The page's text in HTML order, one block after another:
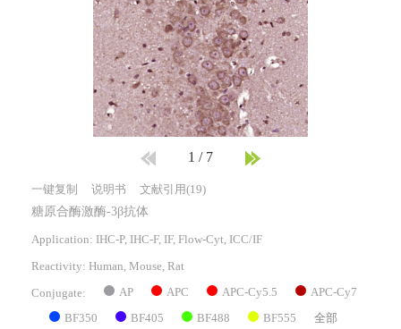
1 / 7
一键复制 说明书 文献引用(19)
糖原合酶激酶-3β抗体
Application: IHC-P, IHC-F, IF, Flow-Cyt, ICC/IF
Reactivity: Human, Mouse, Rat
Conjugate: AP APC APC-Cy5.5 APC-Cy7
BF350 BF405 BF488 BF555 全部